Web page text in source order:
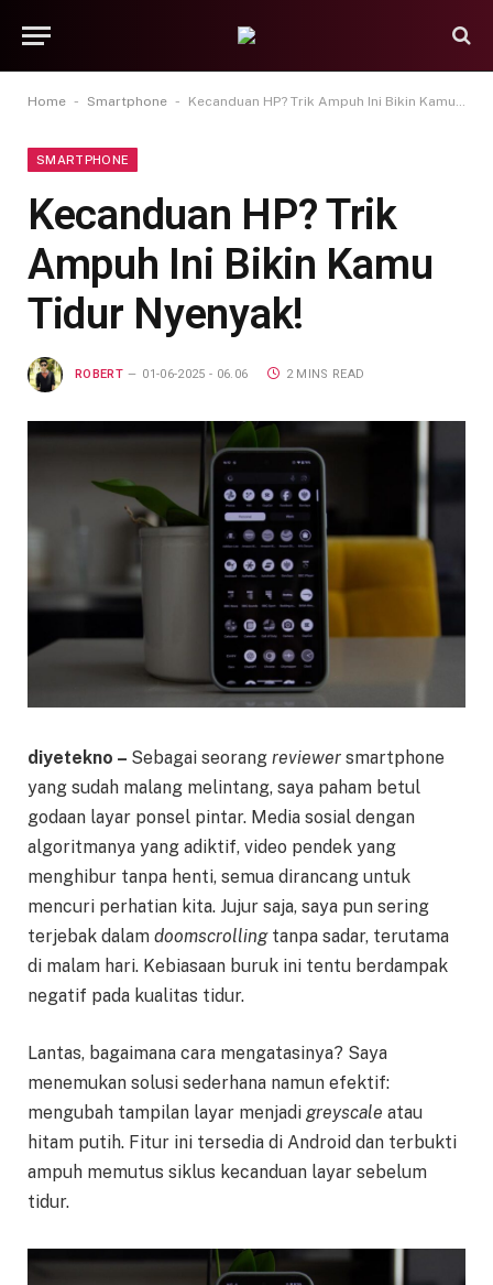
Home - Smartphone - Kecanduan HP? Trik Ampuh Ini Bikin Kamu Tidur Nyenyak!
SMARTPHONE
Kecanduan HP? Trik
Ampuh Ini Bikin Kamu
Tidur Nyenyak!
ROBERT 01-06-2025 - 06.06 2 MINS READ
diyetekno – Sebagai seorang reviewer smartphone
yang sudah malang melintang, saya paham betul
godaan layar ponsel pintar. Media sosial dengan
algoritmanya yang adiktif, video pendek yang
menghibur tanpa henti, semua dirancang untuk
mencuri perhatian kita. Jujur saja, saya pun sering
terjebak dalam doomscrollingtanpa sadar, terutama
di malam hari. Kebiasaan buruk ini tentu berdampak
negatif pada kualitas tidur.
Lantas, bagaimana cara mengatasinya? Saya
menemukan solusi sederhana namun efektif:
mengubah tampilan layar menjadi greyscale atau
hitam putih. Fitur ini tersedia di Android dan terbukti
ampuh memutus siklus kecanduan layar sebelum
tidur.